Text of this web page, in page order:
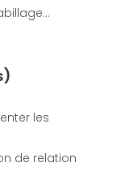
les
de relation